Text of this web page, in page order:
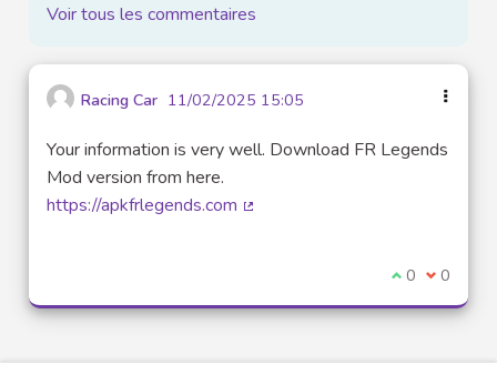
Voir tous les commentaires
Racing Car 11/02/2025 15:05
Your information is very well. Download FR Legends
Mod version from here.
https://apkfrlegends.com
Je suis
0 Je ne
0